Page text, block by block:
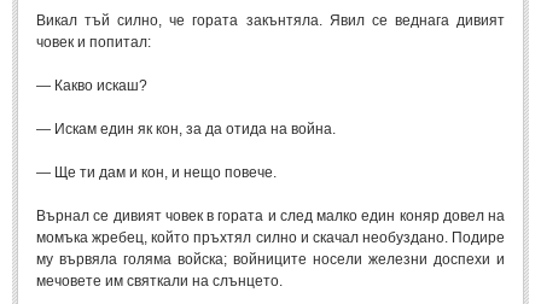
Викал тъй силно, че гората закънтяла. Явил се веднага дивият
човек и попитал:
— Какво искаш?
— Искам един як кон, за да отида на война.
— Ще ти дам и кон, и нещо повече.
Върнал се дивият човек в гората и след малко един коняр довел на
момъка жребец, който пръхтял силно и скачал необуздано. Подире
му вървяла голяма войска; войниците носели железни доспехи и
мечовете им святкали на слънцето.